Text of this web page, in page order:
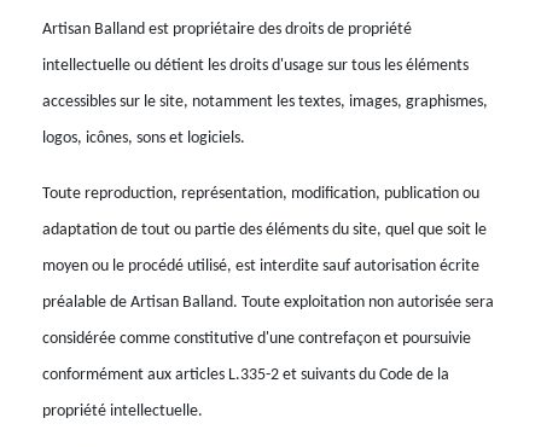
Artisan Balland est propriétaire des droits de propriété
intellectuelle ou détient les droits d'usage sur tous les éléments
accessibles sur le site, notamment les textes, images, graphismes,
logos, icônes, sons et logiciels.
Toute reproduction, représentation, modification, publication ou
adaptation de tout ou partie des éléments du site, quel que soit le
moyen ou le procédé utilisé, est interdite sauf autorisation écrite
préalable de Artisan Balland. Toute exploitation non autorisée sera
considérée comme constitutive d'une contrefaçon et poursuivie
conformément aux articles L.335-2 et suivants du Code de la
propriété intellectuelle.